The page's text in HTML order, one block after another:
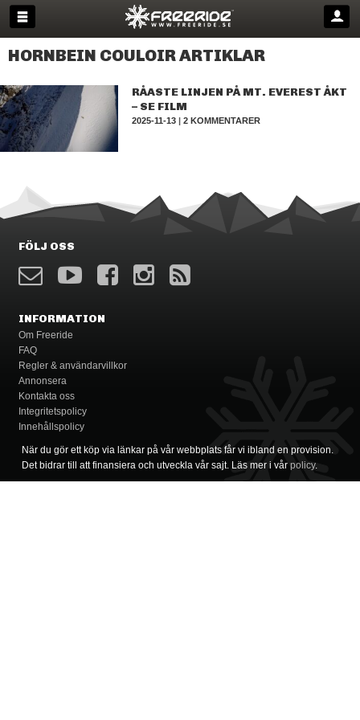
HORNBEIN COULOIR ARTIKLAR
RÅASTE LINJEN PÅ MT. EVEREST ÅKT
– SE FILM
2025-11-13 |2 KOMMENTARER
FÖLJ OSS
INFORMATION
Om Freeride
FAQ
Regler & användarvillkor
Annonsera
Kontakta oss
Integritetspolicy
Innehållspolicy
När du gör ett köp via länkar på vår webbplats får vi ibland en provision.
Det bidrar till att finansiera och utveckla vår sajt. Läs mer i vår policy.